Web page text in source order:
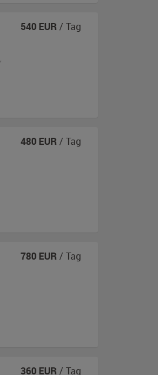
,
540 EUR / Tag
480 EUR / Tag
780 EUR / Tag
360 EUR / Tag